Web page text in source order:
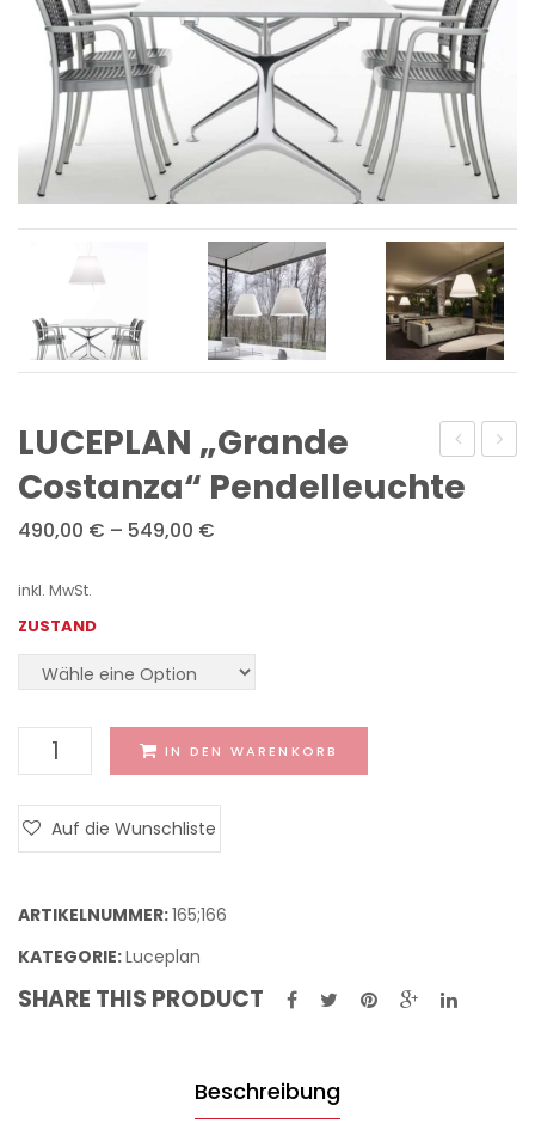
Ball
LUCEPLAN „Grande
Costanza“ Pendelleuchte
490,00 € – 549,00 €
inkl. MwSt.
ZUSTAND
Anzahl IN DEN WARENKORB
Auf die Wunschliste
ARTIKELNUMMER:165;166
KATEGORIE:Luceplan
SHARE THIS PRODUCT
Beschreibung